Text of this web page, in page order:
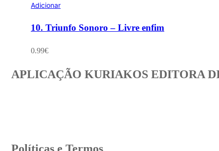
Adicionar
10. Triunfo Sonoro – Livre enfim
0.99€
APLICAÇÃO KURIAKOS EDITORA
Políticas e Termos